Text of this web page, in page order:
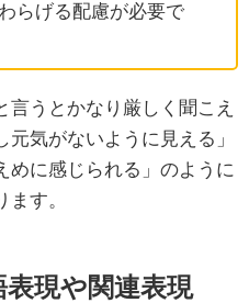
らげる配慮が必要で
言うとかなり厳しく聞こえ
気がないように見える」
めに感じられる」のように
す。
現や関連表現